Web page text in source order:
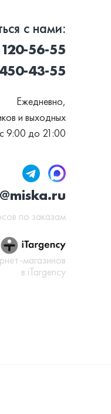
с нами:
56-55
43-55
Ежедневно,
и выходных
с 9:00 до 21:00
по заказам
магазинов
в iTargency